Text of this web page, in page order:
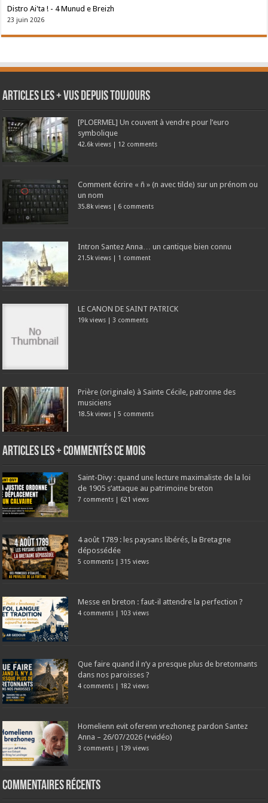
Distro Ai'ta ! - 4 Munud e Breizh
23 juin 2026
Articles les + vus depuis toujours
[PLOERMEL] Un couvent à vendre pour l’euro
symbolique
42.6k views | 12 comments
Comment écrire « ñ » (n avec tilde) sur un prénom ou
un nom
35.8k views | 6 comments
Intron Santez Anna… un cantique bien connu
21.5k views | 1 comment
LE CANON DE SAINT PATRICK
19k views | 3 comments
Prière (originale) à Sainte Cécile, patronne des
musiciens
18.5k views |5 comments
Articles les + commentés ce mois
Saint-Divy : quand une lecture maximaliste de la loi
de 1905 s’attaque au patrimoine breton
7 comments | 621 views
4 août 1789 : les paysans libérés, la Bretagne
dépossédée
5 comments | 315 views
Messe en breton : faut-il attendre la perfection ?
4 comments | 103 views
Que faire quand il n’y a presque plus de bretonnants
dans nos paroisses ?
4 comments | 182 views
Homelienn evit oferenn vrezhoneg pardon Santez
Anna – 26/07/2026 (+vidéo)
3 comments | 139 views
Commentaires récents